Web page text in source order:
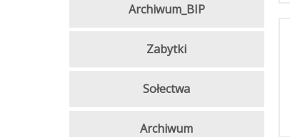
Archiwum_BIP
Zabytki
Sołectwa
Archiwum